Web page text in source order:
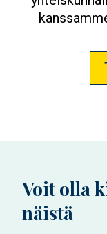
Voit olla
näistä